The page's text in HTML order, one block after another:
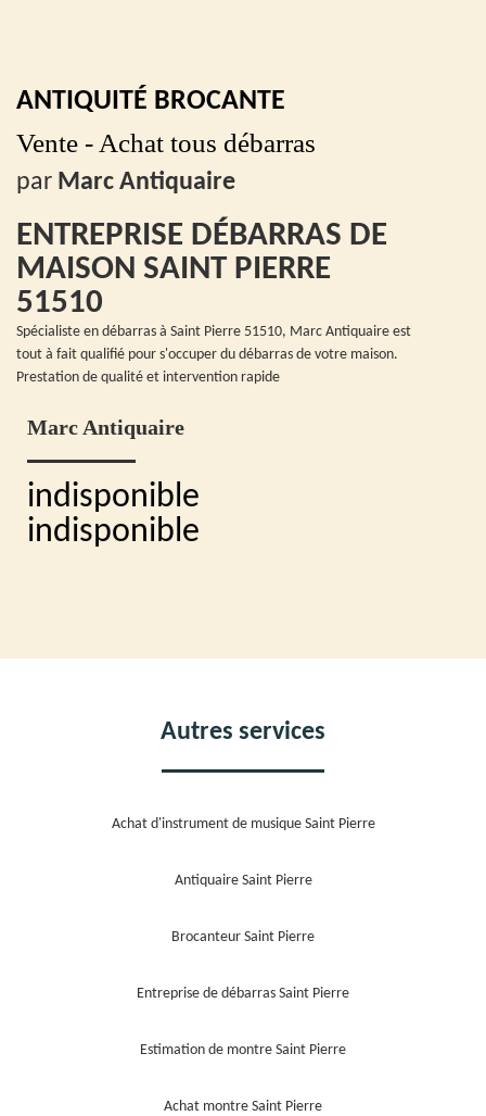
ANTIQUITÉ BROCANTE
Vente - Achat tous débarras
par Marc Antiquaire
ENTREPRISE DÉBARRAS DE
MAISON SAINT PIERRE
51510
Spécialiste en débarras à Saint Pierre 51510, Marc Antiquaire est
tout à fait qualifié pour s'occuper du débarras de votre maison.
Prestation de qualité et intervention rapide
Marc Antiquaire
indisponible
indisponible
Autres services
Achat d'instrument de musique Saint Pierre
Antiquaire Saint Pierre
Brocanteur Saint Pierre
Entreprise de débarras Saint Pierre
Estimation de montre Saint Pierre
Achat montre Saint Pierre